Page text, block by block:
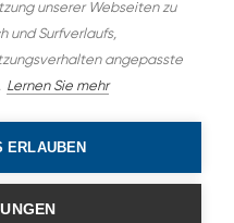
unserer Webseiten zu
und Surfverlaufs,
angepasste
Lernen Sie mehr
ERLAUBEN